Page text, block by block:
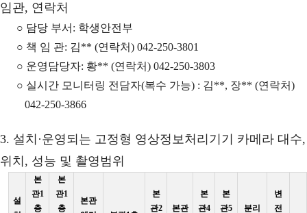
임관, 연락처
○ 담당 부서: 학생안전부
○ 책 임 관: 김** (연락처) 042-250-3801
○ 운영담당자: 황** (연락처) 042-250-3803
○ 실시간 모니터링 전담자(복수 가능) : 김**, 장** (연락처)
042-250-3866
3. 설치·운영되는 고정형 영상정보처리기기 카메라 대수,
위치, 성능 및 촬영범위
설
본
관1
층
본
관1
층
본관
본
관2
본관
본
관4
본
관5
분리
변
전